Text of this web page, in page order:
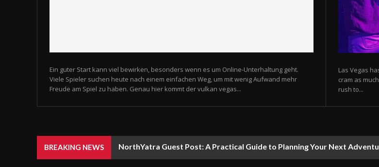
Ein guter Start kann viel bewirken, besonders wenn es um Online-Unterhaltung geht.
Viele Spieler suchen heute nach einem einfachen Weg, um mit wenig Aufwand mehr
Freude am Spiel zu haben. Genau hier kommt der vulkan vegas...
Las Vegas
cram as
rush to...
BREAKING NEWS NorthYatra Guest Post: A Practical Guide to Planning Your Next